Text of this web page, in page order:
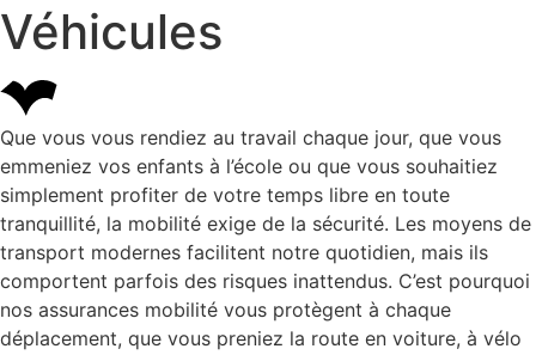
Véhicules
Que vous vous rendiez au travail chaque jour, que vous
emmeniez vos enfants à l’école ou que vous souhaitiez
simplement profiter de votre temps libre en toute
tranquillité, la mobilité exige de la sécurité. Les moyens de
transport modernes facilitent notre quotidien, mais ils
comportent parfois des risques inattendus. C’est pourquoi
nos assurances mobilité vous protègent à chaque
déplacement, que vous preniez la route en voiture, à vélo